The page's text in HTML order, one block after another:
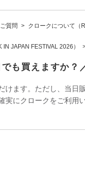
質問 > クロークについて（
JAPAN FESTIVAL 2026）
も買えますか？
けます。ただし、当
実にクロークをご利用